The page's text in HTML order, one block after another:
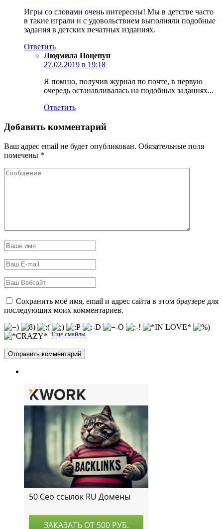
Игры со словами очень интересны! Мы в детстве часто
в такие играли и с удовольствием выполняли подобные
задания в детских печатных изданиях.
Ответить
Людмила Поцепун
27.02.2019 в 19:18
Я помню, получив журнал по почте, в первую
очередь останавливалась на подобных заданиях...
Ответить
Добавить комментарий
Ваш адрес email не будет опубликован. Обязательные поля
помечены *
Сохранить моё имя, email и адрес сайта в этом браузере для
последующих моих комментариев.
Еще смайлы